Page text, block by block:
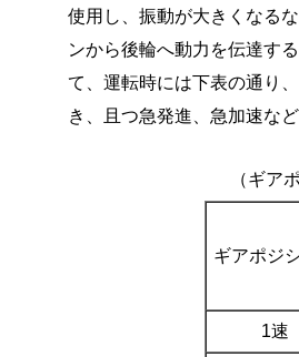
使用し、振動が大きくなる
ンから後輪へ動力を伝達す
て、運転時には下表の通り
き、且つ急発進、急加速な
（ギア
ギアポジ
1速